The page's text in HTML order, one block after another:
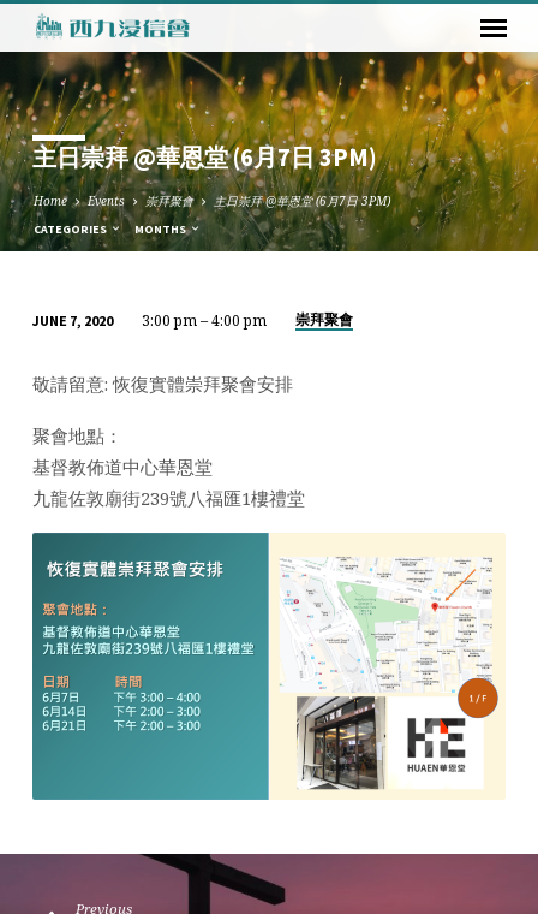
主日崇拜 @華恩堂 (6月7日 3PM)
Home Events 崇拜聚會 主日崇拜 @華恩堂 (6月7日 3PM)
CATEGORIES MONTHS
日
崇
拜
@
華
恩
(6
月
7
日
3PM)
JUNE 7, 2020 3:00 pm – 4:00 pm 崇拜聚會
敬請留意: 恢復實體崇拜聚會安排
聚會地點：
基督教佈道中心華恩堂
九龍佐敦廟街239號八福匯1樓禮堂
Previous